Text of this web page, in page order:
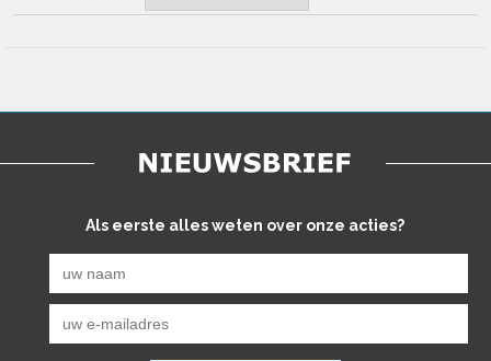
Als eerste alles weten over onze acties?